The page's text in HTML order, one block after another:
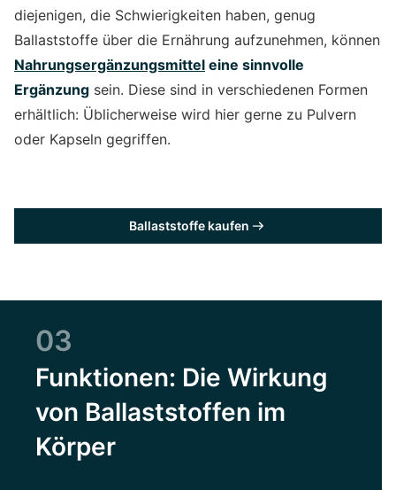
diejenigen, die Schwierigkeiten haben, genug
Ballaststoffe über die Ernährung aufzunehmen, können
Nahrungsergänzungsmittel eine sinnvolle
Ergänzung sein. Diese sind in verschiedenen Formen
erhältlich: Üblicherweise wird hier gerne zu Pulvern
oder Kapseln gegriffen.
Ballaststoffe kaufen
03
Funktionen: Die Wirkung
von Ballaststoffen im
Körper